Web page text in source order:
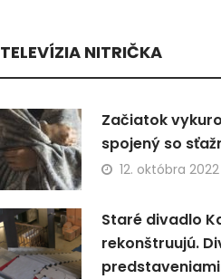
TELEVÍZIA NITRIČKA
Začiatok
spojený so
12. októbra 2022
Staré divadlo
rekonštruujú.